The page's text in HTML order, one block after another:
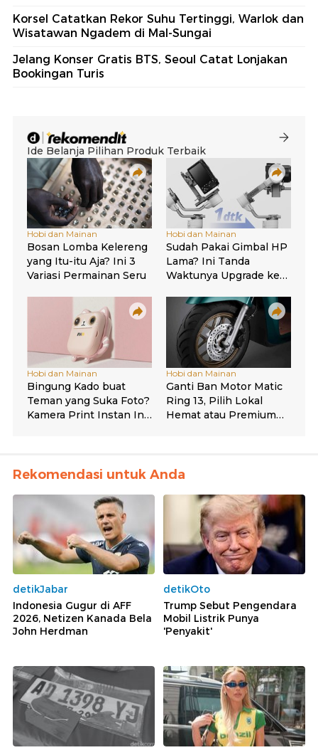
Korsel Catatkan Rekor Suhu Tertinggi, Warlok dan
Wisatawan Ngadem di Mal-Sungai
Jelang Konser Gratis BTS, Seoul Catat Lonjakan
Bookingan Turis
Rekomendasi untuk Anda
detikJabar
Indonesia Gugur di AFF
2026, Netizen Kanada Bela
John Herdman
detikOto
Trump Sebut Pengendara
Mobil Listrik Punya
'Penyakit'